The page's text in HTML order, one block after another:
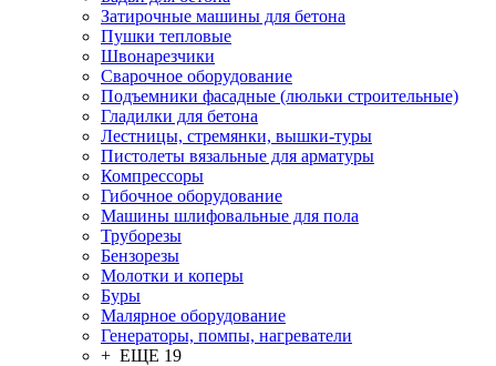
Затирочные машины для бетона
Пушки тепловые
Швонарезчики
Сварочное оборудование
Подъемники фасадные (люльки строительные)
Гладилки для бетона
Лестницы, стремянки, вышки-туры
Пистолеты вязальные для арматуры
Компрессоры
Гибочное оборудование
Машины шлифовальные для пола
Труборезы
Бензорезы
Молотки и коперы
Буры
Малярное оборудование
Генераторы, помпы, нагреватели
+ ЕЩЕ 19